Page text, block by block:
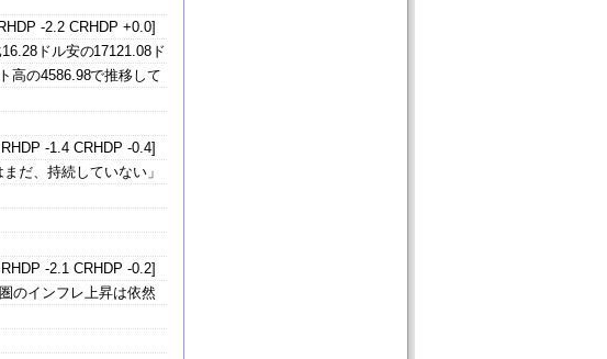
-2.2 CRHDP +0.0]
ドル安の17121.08ド
高の4586.98で推移して
-1.4 CRHDP -0.4]
だ、持続していない」
-2.1 CRHDP -0.2]
のインフレ上昇は依然